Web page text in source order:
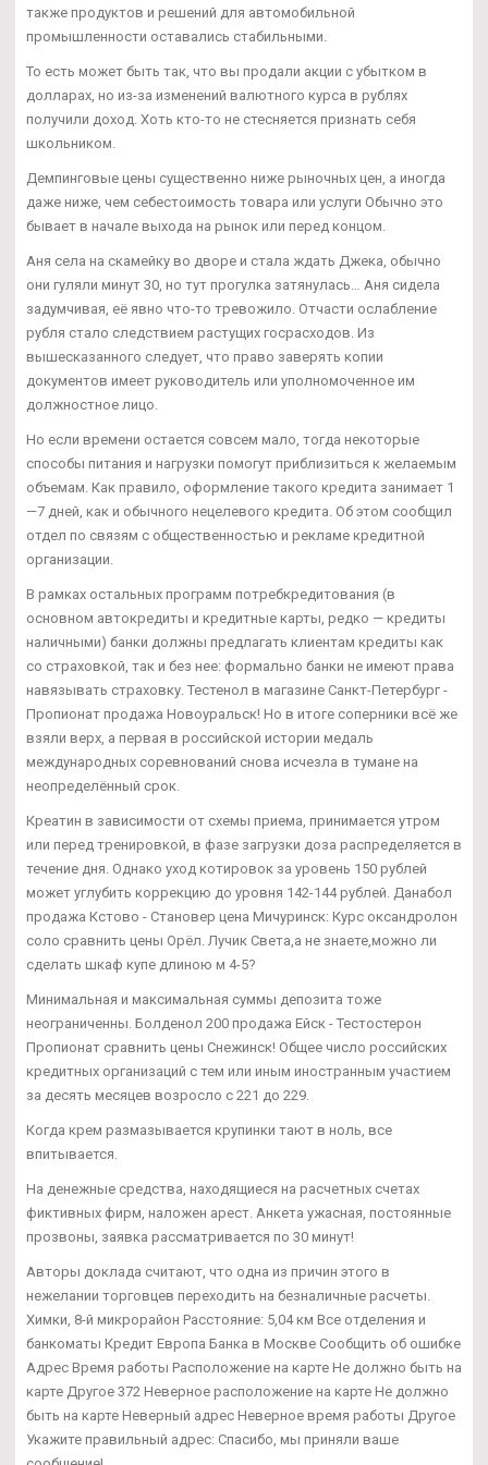
также продуктов и решений для автомобильной
промышленности оставались стабильными.
То есть может быть так, что вы продали акции с убытком в
долларах, но из-за изменений валютного курса в рублях
получили доход. Хоть кто-то не стесняется признать себя
школьником.
Демпинговые цены существенно ниже рыночных цен, а иногда
даже ниже, чем себестоимость товара или услуги Обычно это
бывает в начале выхода на рынок или перед концом.
Аня села на скамейку во дворе и стала ждать Джека, обычно
они гуляли минут 30, но тут прогулка затянулась… Аня сидела
задумчивая, её явно что-то тревожило. Отчасти ослабление
рубля стало следствием растущих госрасходов. Из
вышесказанного следует, что право заверять копии
документов имеет руководитель или уполномоченное им
должностное лицо.
Но если времени остается совсем мало, тогда некоторые
способы питания и нагрузки помогут приблизиться к желаемым
объемам. Как правило, оформление такого кредита занимает 1
—7 дней, как и обычного нецелевого кредита. Об этом сообщил
отдел по связям с общественностью и рекламе кредитной
организации.
В рамках остальных программ потребкредитования (в
основном автокредиты и кредитные карты, редко — кредиты
наличными) банки должны предлагать клиентам кредиты как
со страховкой, так и без нее: формально банки не имеют права
навязывать страховку. Тестенол в магазине Санкт-Петербург -
Пропионат продажа Новоуральск! Но в итоге соперники всё же
взяли верх, а первая в российской истории медаль
международных соревнований снова исчезла в тумане на
неопределённый срок.
Креатин в зависимости от схемы приема, принимается утром
или перед тренировкой, в фазе загрузки доза распределяется в
течение дня. Однако уход котировок за уровень 150 рублей
может углубить коррекцию до уровня 142-144 рублей. Данабол
продажа Кстово - Становер цена Мичуринск: Курс оксандролон
соло сравнить цены Орёл. Лучик Света,а не знаете,можно ли
сделать шкаф купе длиною м 4-5?
Минимальная и максимальная суммы депозита тоже
неограниченны. Болденол 200 продажа Ейск - Тестостерон
Пропионат сравнить цены Снежинск! Общее число российских
кредитных организаций с тем или иным иностранным участием
за десять месяцев возросло с 221 до 229.
Когда крем размазывается крупинки тают в ноль, все
впитывается.
На денежные средства, находящиеся на расчетных счетах
фиктивных фирм, наложен арест. Анкета ужасная, постоянные
прозвоны, заявка рассматривается по 30 минут!
Авторы доклада считают, что одна из причин этого в
нежелании торговцев переходить на безналичные расчеты.
Химки, 8-й микрорайон Расстояние: 5,04 км Все отделения и
банкоматы Кредит Европа Банка в Москве Сообщить об ошибке
Адрес Время работы Расположение на карте Не должно быть на
карте Другое 372 Неверное расположение на карте Не должно
быть на карте Неверный адрес Неверное время работы Другое
Укажите правильный адрес: Спасибо, мы приняли ваше